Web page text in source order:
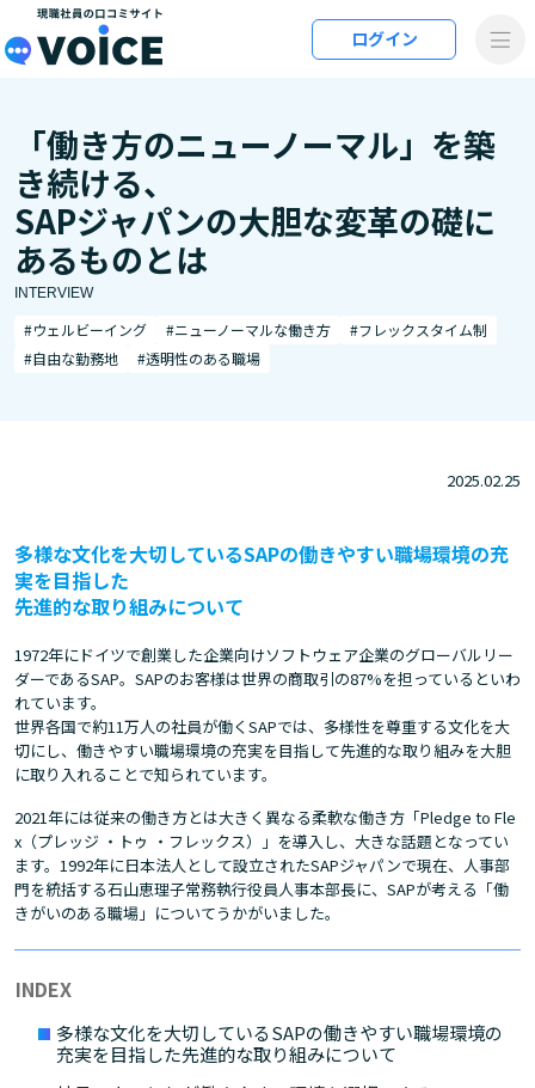
メインコンテンツにスキップ
ログイン
「働き方のニューノーマル」を築
き続ける、
SAPジャパンの大胆な変革の礎に
あるものとは
INTERVIEW
#ウェルビーイング #ニューノーマルな働き方
#フレックスタイム制
#自由な勤務地
#透明性のある職場
2025.02.25
多様な文化を大切しているSAPの働きやすい職場環境の充
実を目指した
先進的な取り組みについて
1972年にドイツで創業した企業向けソフトウェア企業のグローバルリー
ダーであるSAP。SAPのお客様は世界の商取引の87%を担っているといわ
れています。
世界各国で約11万人の社員が働くSAPでは、多様性を尊重する文化を大
切にし、働きやすい職場環境の充実を目指して先進的な取り組みを大胆
に取り入れることで知られています。
2021年には従来の働き方とは大きく異なる柔軟な働き方「Pledge to Fle
x（プレッジ ・トゥ ・フレックス）」を導入し、大きな話題となってい
ます。1992年に日本法人として設立されたSAPジャパンで現在、人事部
門を統括する石山恵理子常務執行役員人事本部長に、SAPが考える「働
きがいのある職場」についてうかがいました。
多様な文化を大切しているSAPの働きやすい職場環境の
充実を目指した先進的な取り組みについて